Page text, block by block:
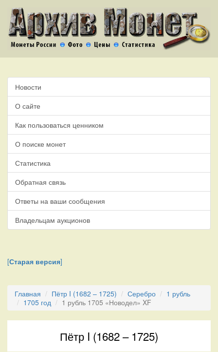
Новости
О сайте
Как пользоваться ценником
О поиске монет
Статистика
Обратная связь
Ответы на ваши сообщения
Владельцам аукционов
[Старая версия]
Главная Пётр I (1682 – 1725) Серебро
1 рубль
1705 год
1 рубль 1705 «Новодел» XF
Пётр I (1682 – 1725)